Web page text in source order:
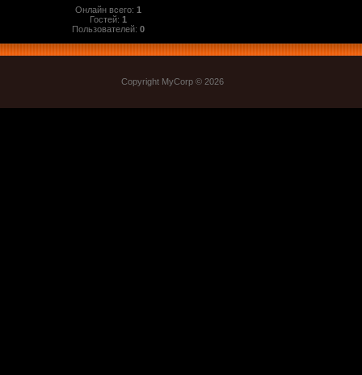
Онлайн всего:1
Гостей:1
Пользователей:0
Copyright MyCorp © 2026